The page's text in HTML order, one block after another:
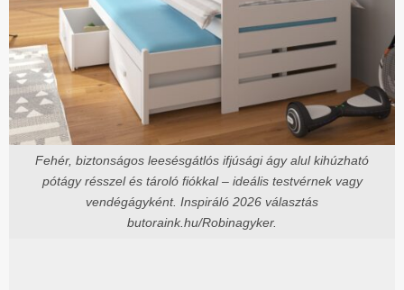
Fehér, biztonságos leesésgátlós ifjúsági ágy alul kihúzható
pótágy résszel és tároló fiókkal – ideális testvérnek vagy
vendégágyként. Inspiráló 2026 választás
butoraink.hu/Robinagyker.